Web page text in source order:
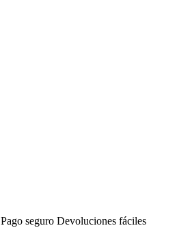
Pago seguro Devoluciones fáciles